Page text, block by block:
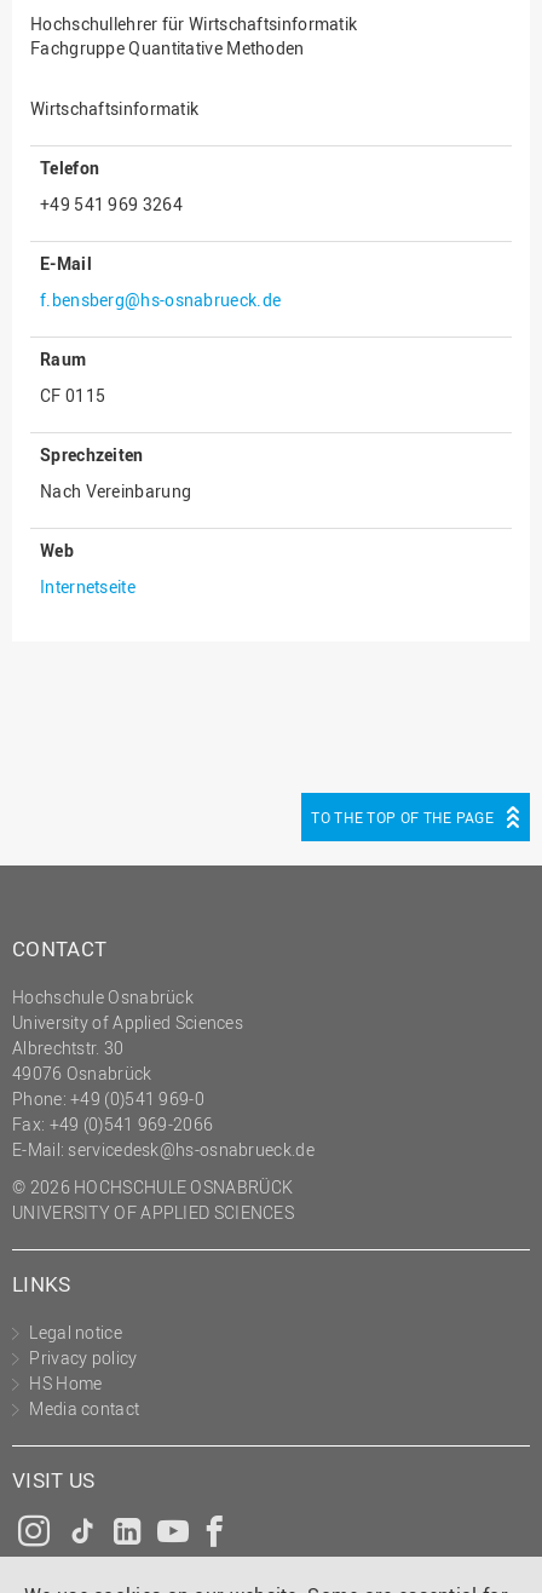
Institut für Musik
Kommunikation und
Marketing
Personal
Personalentwicklung
Personalrat
Präsidialbüro
Professional School
Projekte des Präsidiums
Projektmanagement Office
(PMO)
Hochschullehrer für Wirtschaftsinformatik
Fachgruppe Quantitative Methoden
Wirtschaftsinformatik
Telefon
+49 541 969 3264
E-Mail
f.bensberg@hs-osnabrueck.de
Raum
CF 0115
Sprechzeiten
Nach Vereinbarung
Web
Internetseite
TO THE TOP OF THE PAGE
CONTACT
Hochschule Osnabrück
University of Applied Sciences
Albrechtstr. 30
49076 Osnabrück
Phone: +49 (0)541 969-0
Fax: +49 (0)541 969-2066
E-Mail: servicedesk@hs-osnabrueck.de
© 2026 HOCHSCHULE OSNABRÜCK
UNIVERSITY OF APPLIED SCIENCES
LINKS
Legal notice
Privacy policy
HS Home
Media contact
VISIT US
Instagram
Tiktok
LinkedInYouTube